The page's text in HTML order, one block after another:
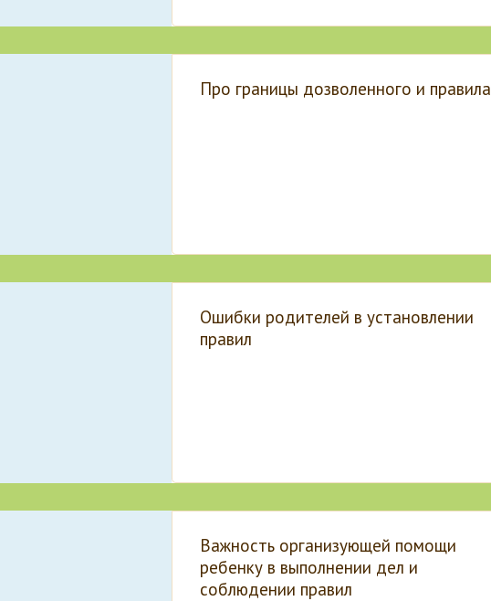
Про границы дозволенного и правила
Ошибки родителей в установлении
правил
Важность организующей помощи
ребенку в выполнении дел и
соблюдении правил